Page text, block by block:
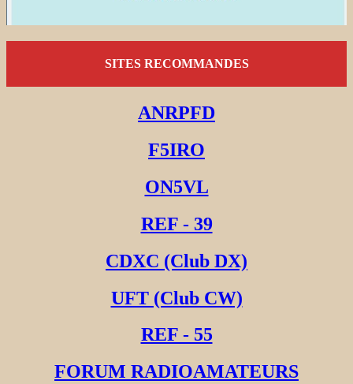
SITES RECOMMANDES
ANRPFD
F5IRO
ON5VL
REF - 39
CDXC (Club DX)
UFT (Club CW)
REF - 55
FORUM RADIOAMATEURS